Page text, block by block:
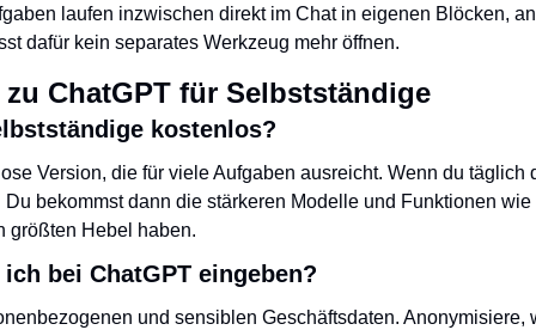
laufen inzwischen direkt im Chat in eigenen Blöcken,
dafür kein separates Werkzeug mehr öffnen.
ChatGPT für Selbstständige
kostenlos?
Version, die für viele Aufgaben ausreicht. Wenn du täglich
bekommst dann die stärkeren Modelle und Funktionen wie
größten Hebel haben.
bei ChatGPT eingeben?
und sensiblen Geschäftsdaten. Anonymisiere,